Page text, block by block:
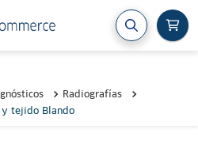
Radiografías
y tejido Blando